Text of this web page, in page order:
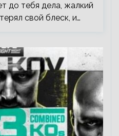
до тебя дела, жалкий
свой блеск, и…